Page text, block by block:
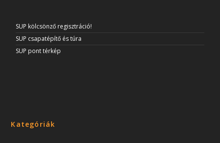
SUP kölcsönző regisztráció!
SUP csapatépítő és túra
SUP pont térkép
Kategóriák